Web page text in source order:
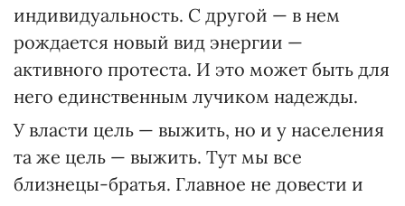
индивидуальность. С другой — в нем
рождается новый вид энергии —
активного протеста. И это может быть для
него единственным лучиком надежды.
У власти цель — выжить, но и у населения
та же цель — выжить. Тут мы все
близнецы-братья. Главное не довести и